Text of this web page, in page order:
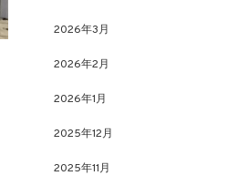
2026年3月
2026年2月
2026年1月
2025年12月
2025年11月